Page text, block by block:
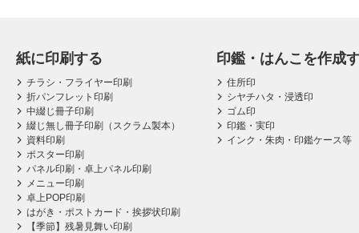
紙に印刷する
チラシ・フライヤー印刷
折パンフレット印刷
中綴じ冊子印刷
綴じ無し冊子印刷（スクラム製本）
資料印刷
ポスター印刷
パネル印刷・卓上パネル印刷
メニュー印刷
卓上POP印刷
はがき・ポストカード・挨拶状印刷
【季節】残暑見舞い印刷
印鑑・はんこを作成
住所印
シヤチハタ・浸透印
ゴム印
印鑑・実印
インク・朱肉・印鑑ケース等